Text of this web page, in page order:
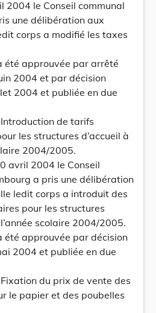
2004 le Conseil communal
une délibération aux
corps a modifié les taxes
été approuvée par arrêté
2004 et par décision
2004 et publiée en due
de tarifs
les structures d’accueil à
2004/2005.
avril 2004 le Conseil
a pris une délibération
ledit corps a introduit des
pour les structures
scolaire 2004/2005.
approuvée par décision
2004 et publiée en due
du prix de vente des
le papier et des poubelles